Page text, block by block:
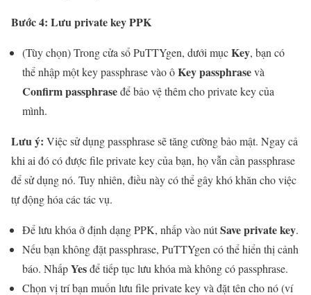
Bước 4: Lưu private key PPK
(Tùy chọn) Trong cửa sổ PuTTYgen, dưới mụcKey, bạn có
thể nhập một key passphrase vào ôKey passphrasevà
Confirm passphraseđể bảo vệ thêm cho private key của
mình.
Lưu ý: Việc sử dụng passphrase sẽ tăng cường bảo mật. Ngay cả
khi ai đó có được file private key của bạn, họ vẫn cần passphrase
để sử dụng nó. Tuy nhiên, điều này có thể gây khó khăn cho việc
tự động hóa các tác vụ.
Để lưu khóa ở định dạng PPK, nhấp vào nútSave private key.
Nếu bạn không đặt passphrase, PuTTYgen có thể hiển thị cảnh
báo. NhấpYesđể tiếp tục lưu khóa mà không có passphrase.
Chọn vị trí bạn muốn lưu file private key và đặt tên cho nó (ví